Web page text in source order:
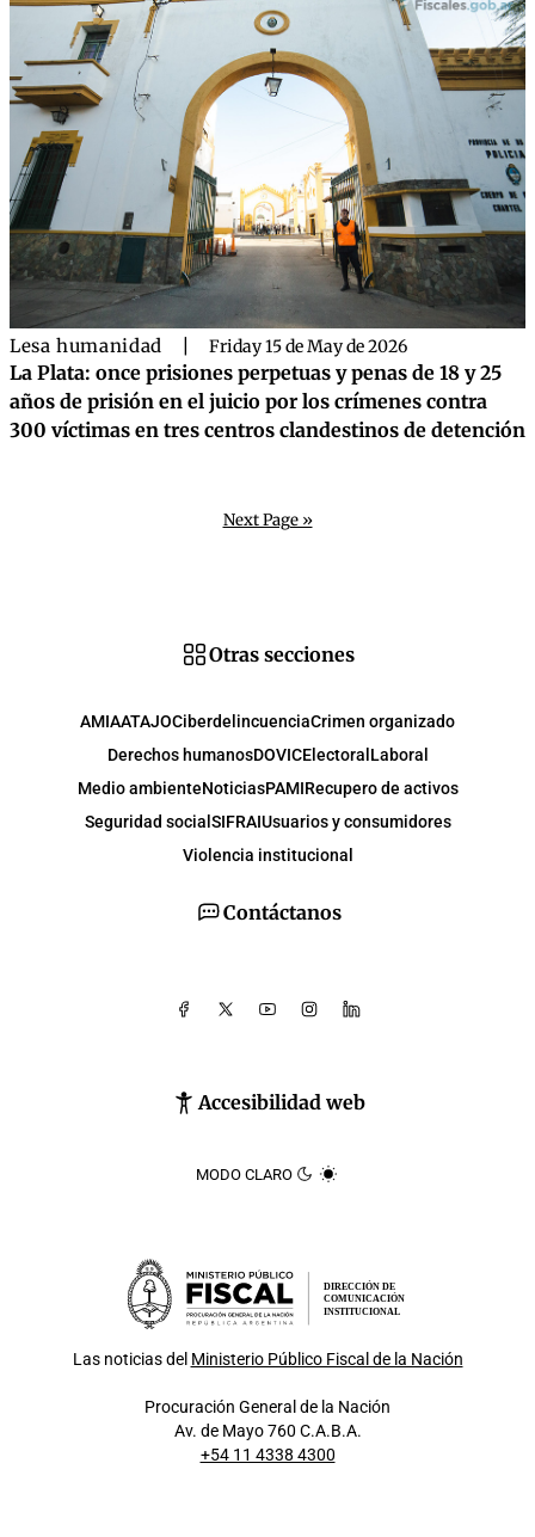
Lesa humanidad Friday 15 de May de 2026
La Plata: once prisiones perpetuas y penas de 18 y 25
años de prisión en el juicio por los crímenes contra
300 víctimas en tres centros clandestinos de detención
Next Page »
Contáctanos
Accesibilidad web
MODO CLARO
Otras secciones
AMIAATAJOCiberdelincuenciaCrimen organizado
Derechos humanosDOVICElectoralLaboral
Medio ambienteNoticiasPAMIRecupero de activos
Seguridad socialSIFRAIUsuarios y consumidores
Violencia institucional
DIRECCIÓN DE
COMUNICACIÓN
INSTITUCIONAL
Las noticias del Ministerio Público Fiscal de la Nación
Procuración General de la Nación
Av. de Mayo 760 C.A.B.A.
+54 11 4338 4300